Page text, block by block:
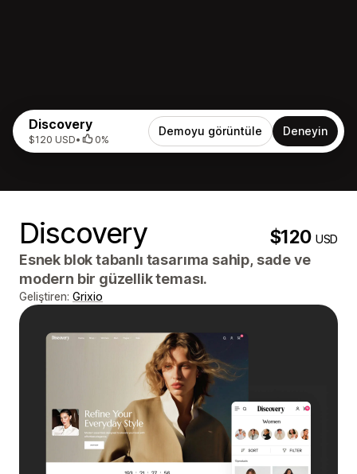
Discovery
$120 USD• 0%
Demoyu görüntüle Deneyin
Discovery $120USD
Esnek blok tabanlı tasarıma sahip, sade ve
modern bir güzellik teması.
Geliştiren: Grixio